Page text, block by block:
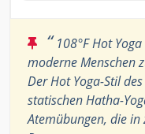
“108°F Hot
moderne Menschen
Der Hot Yoga-Stil
statischen Hatha-
Atemübungen, die in